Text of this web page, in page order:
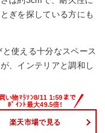
ぎを探している方にも
使える十分なスペース
、インテリアと調和し
楽天市場で見る